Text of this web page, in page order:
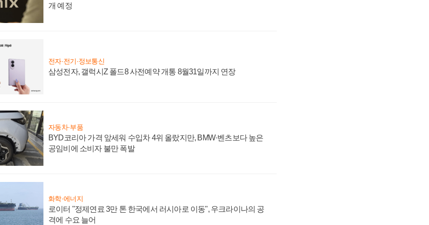
개 예정
전자·전기·정보통신
삼성전자, 갤럭시Z 폴드8 사전예약 개통 8월31일까지 연장
자동차·부품
BYD코리아 가격 앞세워 수입차 4위 올랐지만, BMW·벤츠보다 높은
공임비에 소비자 불만 폭발
화학·에너지
로이터 "정제연료 3만 톤 한국에서 러시아로 이동", 우크라이나의 공
격에 수요 늘어